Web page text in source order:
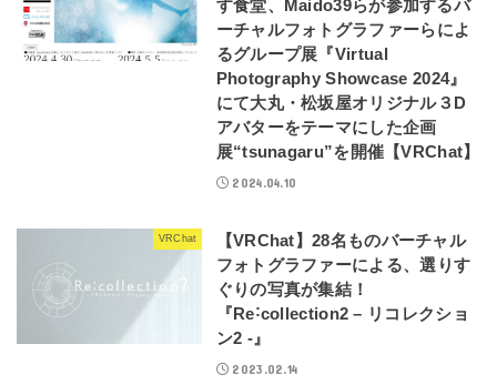
す食堂、Maido39らが参加するバ
ーチャルフォトグラファーらによ
るグループ展『Virtual
Photography Showcase 2024』
にて大丸・松坂屋オリジナル３D
アバターをテーマにした企画
展“tsunagaru”を開催【VRChat】
2024.04.10
VRChat
【VRChat】28名ものバーチャル
フォトグラファーによる、選りす
ぐりの写真が集結！
『Re˸collection2 – リコレクショ
ン2 -』
2023.02.14